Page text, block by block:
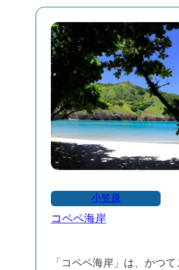
駐車場：あり
ライフガード：夏季のみ
🚶 アクセス
所在地：東京都新島村式根
アクセス：野伏港から徒歩
は車で約6分
石白川海水浴場は、自然
性を兼ね備えたビーチで
み方ができるので、式根島
はぜひ立ち寄ってみてくだ
小笠原
コペペ海岸
「コペペ海岸」は、かつ